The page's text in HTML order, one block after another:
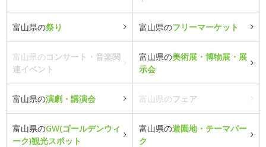
富山県の祭り 富山県のフリーマーケット
富山県のコンサート・音楽関
連イベント
富山県の美術展・博物展・展
示会
富山県の演劇・講演会 富山県のフェア
富山県のGW(ゴールデンウィ
ーク)観光スポット
富山県の遊園地・テーマパー
ク